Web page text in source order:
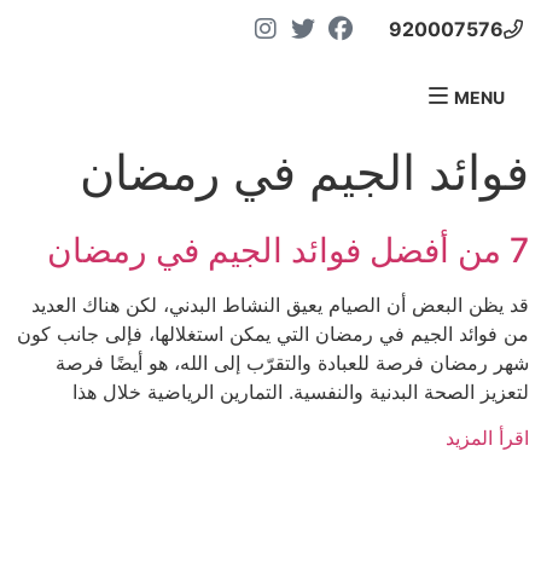
920007576
MENU
MENU
فوائد الجيم في رمضان
7 من أفضل فوائد الجيم في رمضان
قد يظن البعض أن الصيام يعيق النشاط البدني، لكن هناك العديد
من فوائد الجيم في رمضان التي يمكن استغلالها، فإلى جانب كون
شهر رمضان فرصة للعبادة والتقرّب إلى الله، هو أيضًا فرصة
لتعزيز الصحة البدنية والنفسية. التمارين الرياضية خلال هذا
اقرأ المزيد